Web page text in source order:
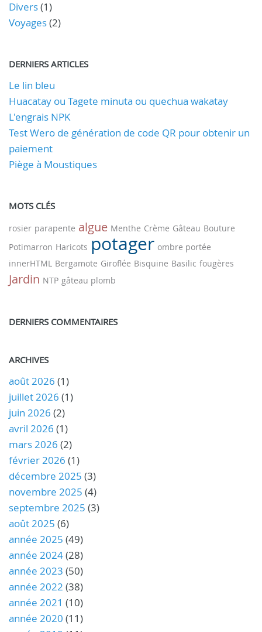
Divers(1)
Voyages(2)
DERNIERS ARTICLES
Le lin bleu
Huacatay ou Tagete minuta ou quechua wakatay
L'engrais NPK
Test Wero de génération de code QR pour obtenir un
paiement
Piège à Moustiques
MOTS CLÉS
rosier parapente algue Menthe Crème Gâteau Bouture
Potimarron Haricots potager ombre portée
innerHTML Bergamote Giroflée Bisquine Basilic fougères
Jardin NTP gâteau plomb
DERNIERS COMMENTAIRES
ARCHIVES
août 2026 (1)
juillet 2026 (1)
juin 2026 (2)
avril 2026 (1)
mars 2026 (2)
février 2026 (1)
décembre 2025 (3)
novembre 2025 (4)
septembre 2025 (3)
août 2025 (6)
année 2025 (49)
année 2024(28)
année 2023 (50)
année 2022 (38)
année 2021 (10)
année 2020 (11)